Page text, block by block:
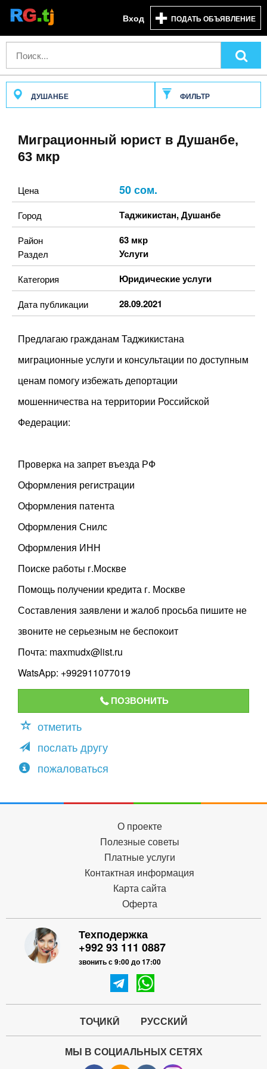
Вход ПОДАТЬ ОБЪЯВЛЕНИЕ
ДУШАНБЕ ФИЛЬТР
Миграционный юрист в Душанбе,
63 мкр
Цена 50 сом.
Город Таджикистан,Душанбе
Район 63 мкр
Раздел Услуги
Категория Юридические услуги
Дата публикации 28.09.2021
Предлагаю гражданам Таджикистана
миграционные услуги и консультации по доступным
ценам помогу избежать депортации
мошенничества на территории Российской
Федерации:
Проверка на запрет въезда РФ
Оформления регистрации
Оформления патента
Оформления Снилс
Оформления ИНН
Поиске работы г.Москве
Помощь получении кредита г. Москве
Составления заявлени и жалоб просьба пишите не
звоните не серьезным не беспокоит
Почта: maxmudx@list.ru
WatsApp: +992911077019
ПОЗВОНИТЬ
отметить
послать другу
пожаловаться
О проекте
Полезные советы
Платные услуги
Контактная информация
Карта сайта
Оферта
Техподержка
+992 93 111 0887
звонить с 9:00 до 17:00
ТОҶИКӢ РУССКИЙ
МЫ В СОЦИАЛЬНЫХ СЕТЯХ